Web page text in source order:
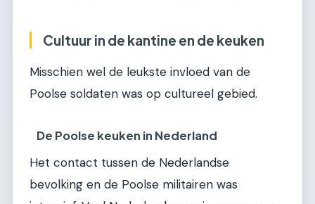
Cultuur in de kantine en de keuken
Misschien wel de leukste invloed van de
Poolse soldaten was op cultureel gebied.
De Poolse keuken in Nederland
Het contact tussen de Nederlandse
bevolking en de Poolse militairen was